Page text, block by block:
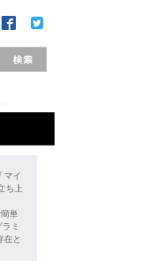
マイ
ち上
単
ミ
在と